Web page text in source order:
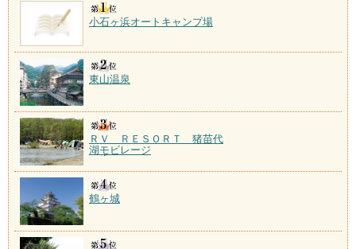
小石ヶ浜オートキャンプ場
東山温泉
ＲＶ ＲＥＳＯＲＴ 猪苗代
湖モビレージ
鶴ヶ城